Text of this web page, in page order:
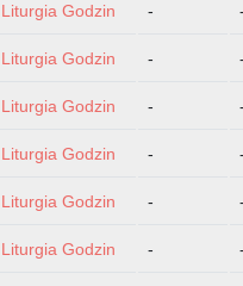
Liturgia Godzin - -
Liturgia Godzin - -
Liturgia Godzin - -
Liturgia Godzin - -
Liturgia Godzin - -
Liturgia Godzin - -